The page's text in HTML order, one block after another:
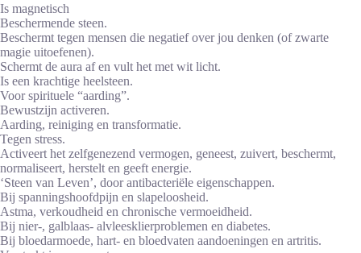
Is magnetisch
Beschermende steen.
Beschermt tegen mensen die negatief over jou denken (of zwarte
magie uitoefenen).
Schermt de aura af en vult het met wit licht.
Is een krachtige heelsteen.
Voor spirituele “aarding”.
Bewustzijn activeren.
Aarding, reiniging en transformatie.
Tegen stress.
Activeert het zelfgenezend vermogen, geneest, zuivert, beschermt,
normaliseert, herstelt en geeft energie.
‘Steen van Leven’, door antibacteriële eigenschappen.
Bij spanningshoofdpijn en slapeloosheid.
Astma, verkoudheid en chronische vermoeidheid.
Bij nier-, galblaas- alvleesklierproblemen en diabetes.
Bij bloedarmoede, hart- en bloedvaten aandoeningen en artritis.